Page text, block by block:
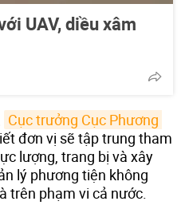
UAV, diều xâm
Cục trưởng Cục Phương
đơn vị sẽ tập trung tham
lượng, trang bị và xây
lý phương tiện không
trên phạm vi cả nước.